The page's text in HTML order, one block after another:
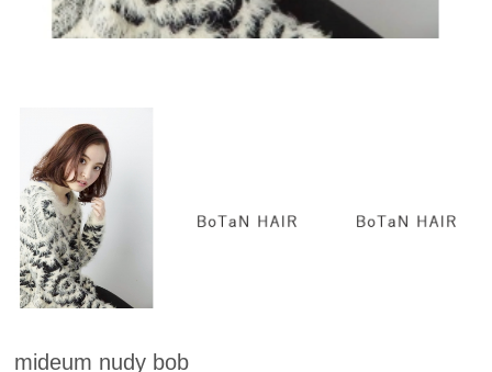
mideum nudy bob